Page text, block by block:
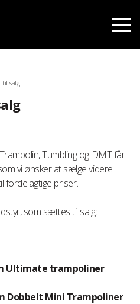
salg
Tumbling og DMT får
vi ønsker at sælge videre
fordelagtige priser.
som sættes til salg:
Ultimate trampoliner
Dobbelt Mini Trampoliner